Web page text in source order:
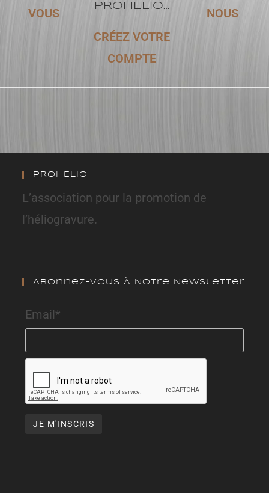
VOUS
PROHELIO…
CRÉEZ VOTRE
COMPTE
NOUS
PROHELIO
L’association pour la promotion de
l’héliogravure.
Abonnez-Vous À Notre Newsletter
Email*